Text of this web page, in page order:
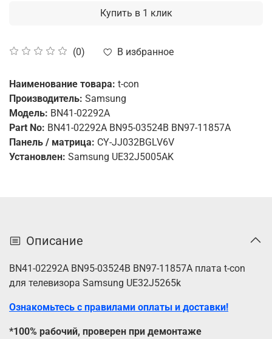
(0) В избранное
Купить в 1 клик
Наименование товара: t-con
Производитель: Samsung
Модель: BN41-02292A
Part No: BN41-02292A BN95-03524B BN97-11857A
Панель / матрица: CY-JJ032BGLV6V
Установлен: Samsung UE32J5005AK
Описание
BN41-02292A BN95-03524B BN97-11857A плата t-con
для телевизора Samsung UE32J5265k
Ознакомьтесь с правилами оплаты и доставки!
*100% рабочий, проверен при демонтаже